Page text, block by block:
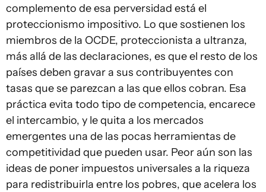
complemento de esa perversidad está el
proteccionismo impositivo. Lo que sostienen los
miembros de la OCDE, proteccionista a ultranza,
más allá de las declaraciones, es que el resto de los
países deben gravar a sus contribuyentes con
tasas que se parezcan a las que ellos cobran. Esa
práctica evita todo tipo de competencia, encarece
el intercambio, y le quita a los mercados
emergentes una de las pocas herramientas de
competitividad que pueden usar. Peor aún son las
ideas de poner impuestos universales a la riqueza
para redistribuirla entre los pobres, que acelera los